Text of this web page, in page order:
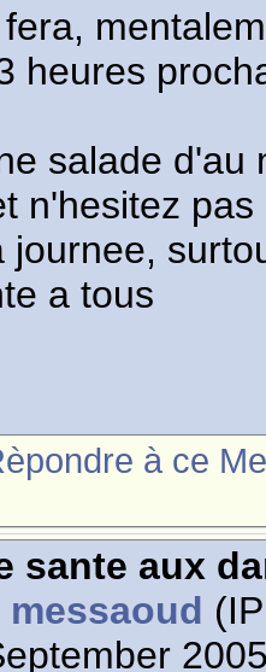
heures
salade d'au
n'hesitez
journee,
a tous
à ce
sante aux
messaoud